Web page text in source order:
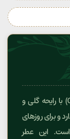
عطر زنانه کلوئه نارسیس (Chloé Narcisse) با رایحه گلی و
و برای روزهای
است. این عطر